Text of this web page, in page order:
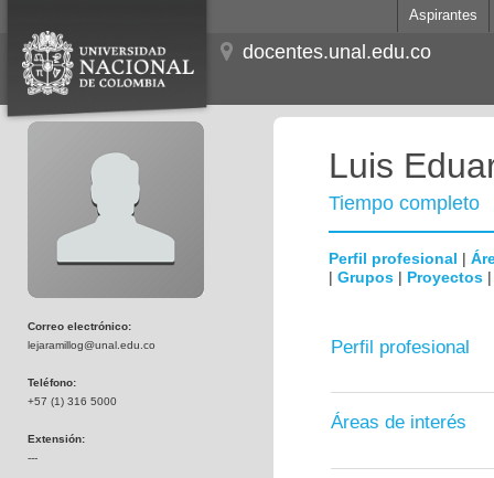
Aspirantes
docentes.unal.edu.co
Correo electrónico:
lejaramillog@unal.edu.co
Teléfono:
+57 (1) 316 5000
Extensión:
---
Luis
Tiempo completo
Perfil profesional |
| Grupos | Proyectos
Perfil profesional
Áreas de interés